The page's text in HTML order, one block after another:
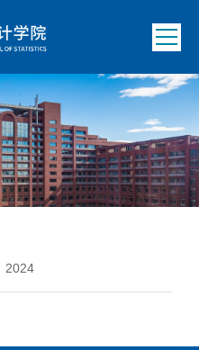
2024